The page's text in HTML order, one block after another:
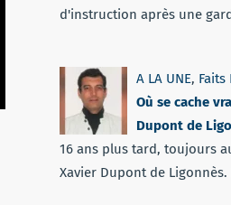
d'instruction après une
A LA UNE, Faits
Où se cache
Dupont de
16 ans plus tard, toujours
Xavier Dupont de